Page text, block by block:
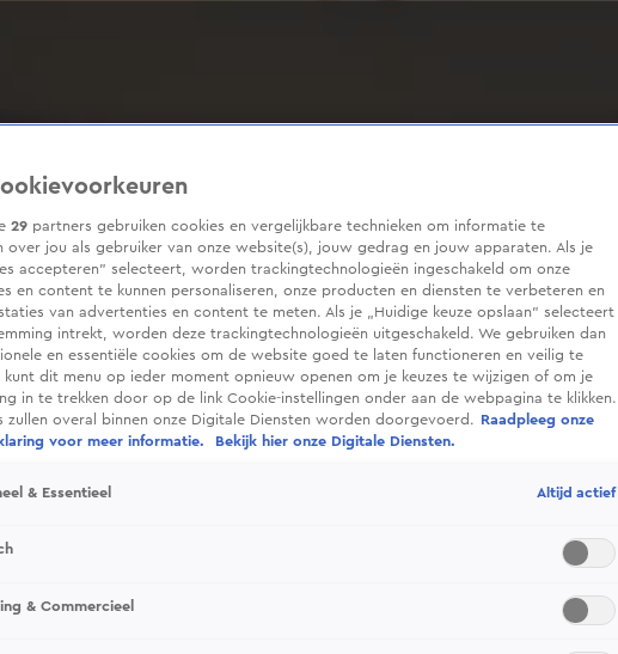
29 partners gebruiken cookies en vergelijkbare technieken om informatie te
over jou als gebruiker van onze website(s), jouw gedrag en jouw apparaten. Als je
accepteren” selecteert, worden trackingtechnologieën ingeschakeld om onze
en content te kunnen personaliseren, onze producten en diensten te verbeteren en
van advertenties en content te meten. Als je „Huidige keuze opslaan” selecteert
intrekt, worden deze trackingtechnologieën uitgeschakeld. We gebruiken dan
en essentiële cookies om de website goed te laten functioneren en veilig te
kunt dit menu op ieder moment opnieuw openen om je keuzes te wijzigen of om je
in te trekken door op de link Cookie-instellingen onder aan de webpagina te klikken.
zullen overal binnen onze Digitale Diensten worden doorgevoerd.
Raadpleeg onze
voor meer informatie.
Bekijk hier onze Digitale Diensten.
& Essentieel Altijd actief
& Commercieel